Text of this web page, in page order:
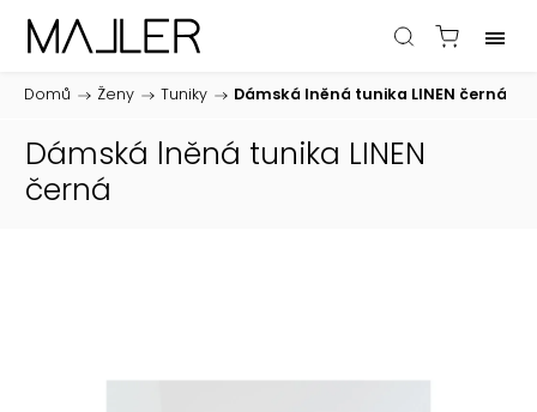
Domů / Ženy / Tuniky / Dámská lněná tunika LINEN černá
Dámská lněná tunika LINEN
černá